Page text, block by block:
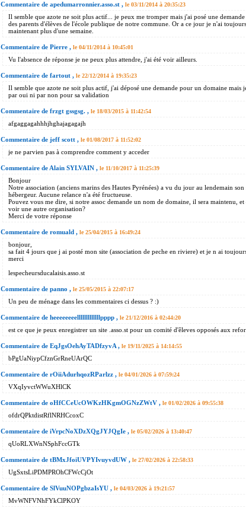
Commentaire de apedumarronnier.asso.st , le 03/11/2014 à 20:35:23
Il semble que azote ne soit plus actif... je peux me tromper mais j'ai posé une
des parents d'élèves de l'école publique de notre commune. Or a ce jour je n'ai
maintenant plus d'une semaine.
Commentaire de Pierre , le 04/11/2014 à 10:45:01
Vu l'absence de réponse je ne peux plus attendre, j'ai été voir ailleurs.
Commentaire de fartout , le 22/12/2014 à 19:35:23
Il semble que azote ne soit plus actif, j'ai déposé une demande pour un domaine mais
par oui ni par non pour sa validation
Commentaire de frzgt gssgsg. , le 18/03/2015 à 11:42:54
afgaggagahhhjhghajagagajh
Commentaire de jeff scott , le 01/08/2017 à 11:52:02
je ne parvien pas à comprendre comment y acceder
Commentaire de Alain SYLVAIN , le 11/10/2017 à 11:25:39
Bonjour
Notre association (anciens marins des Hautes Pyrénées) a vu du jour au lendemain
hébergeur. Aucune relance n'a été fructueuse.
Pouvez vous me dire, si notre assoc demande un nom de domaine, il sera maintenu,
voir une autre organisation?
Merci de votre réponse
Commentaire de romuald , le 25/04/2015 à 16:49:24
bonjour,
sa fait 4 jours que j ai posté mon site (association de peche en riviere) et je n ai
merci
lespecheursducalaisis.asso.st
Commentaire de panno , le 25/05/2015 à 22:07:17
Un peu de ménage dans les commentaires ci dessus ? :)
Commentaire de heeeeeeeelllllllllllllpppp , le 21/12/2016 à 02:44:20
est ce que je peux enregistrer un site .asso.st pour un comité d'êleves opposés aux
Commentaire de EqJgsOehAyTADfzyvA , le 19/11/2025 à 14:14:55
bPgUaNiypCfznGrRneUArQC
Commentaire de rOiiAdurhqozRParlzz , le 04/01/2026 à 07:59:24
VXqIyvctWWuXHlCK
Commentaire de oHfCCeUcOWKzHKgmOGNzZWtV , le 01/02/2026 à 09:55:38
ofdrQPktdistRflNRHCcoxC
Commentaire de iVrpcNoXDzXQgJYJQgIe , le 05/02/2026 à 13:40:47
qUoRLXWnNSphFccGTk
Commentaire de tBMxJfoiUVPYIvuyvdUW , le 27/02/2026 à 22:58:33
UgSxtsLiPDMPROhCFWcCjOt
Commentaire de SlVuuNOPgbzaIsYU , le 04/03/2026 à 19:21:57
MvWNFVNhFYkClPKOY